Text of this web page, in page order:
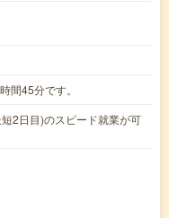
間45分です。
2日目)のスピード就業が可